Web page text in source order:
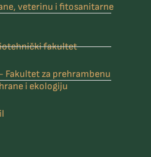
veterinu i fitosanitarne
fakultet
Fakultet za prehrambenu
i ekologiju